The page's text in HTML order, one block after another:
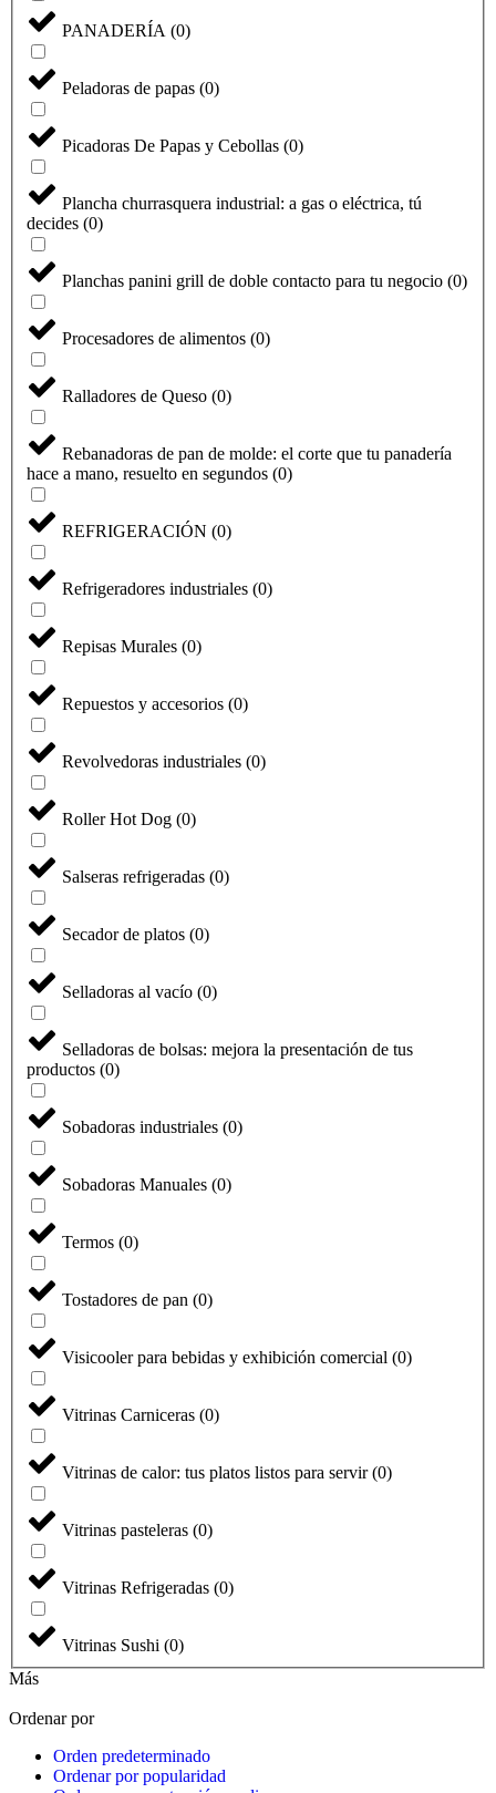
PANADERÍA (0)
Peladoras de papas (0)
Picadoras De Papas y Cebollas (0)
Plancha churrasquera industrial: a gas o eléctrica, tú
decides (0)
Planchas panini grill de doble contacto para tu negocio (0)
Procesadores de alimentos (0)
Ralladores de Queso (0)
Rebanadoras de pan de molde: el corte que tu panadería
hace a mano, resuelto en segundos (0)
REFRIGERACIÓN (0)
Refrigeradores industriales (0)
Repisas Murales (0)
Repuestos y accesorios (0)
Revolvedoras industriales (0)
Roller Hot Dog (0)
Salseras refrigeradas (0)
Secador de platos (0)
Selladoras al vacío (0)
Selladoras de bolsas: mejora la presentación de tus
productos (0)
Sobadoras industriales (0)
Sobadoras Manuales (0)
Termos (0)
Tostadores de pan (0)
Visicooler para bebidas y exhibición comercial (0)
Vitrinas Carniceras (0)
Vitrinas de calor: tus platos listos para servir (0)
Vitrinas pasteleras (0)
Vitrinas Refrigeradas (0)
Vitrinas Sushi (0)
Más
Ordenar por
Orden predeterminado
Ordenar por popularidad